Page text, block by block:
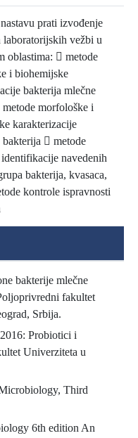
prati izvođenje
laboratorijskih vežbi u
oblastima:  metode
i biohemijske
bakterija mlečne
morfološke i
karakterizacije
bakterija  metode
navedenih
bakterija, kvasaca,
kontrole ispravnosti
bakterije mlečne
fakultet
Srbija.
Probiotici i
Univerziteta u
Third
6th edition An